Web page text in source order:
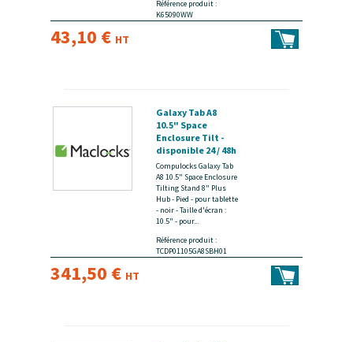
Référence produit :
K65090WW
43,10 € HT
Galaxy Tab A8
10.5" Space
Enclosure Tilt -
disponible 24 / 48h
Compulocks Galaxy Tab
A8 10.5" Space Enclosure
Tilting Stand 8" Plus
Hub - Pied - pour tablette
- noir - Taille d'écran :
10.5" - pour...
Référence produit :
TCDP01105GA8SBH01
341,50 € HT